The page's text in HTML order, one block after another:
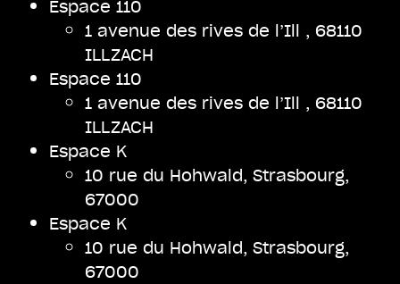
Espace 110
1 avenue des rives de l’Ill , 68110
ILLZACH
Espace 110
1 avenue des rives de l’Ill , 68110
ILLZACH
Espace K
10 rue du Hohwald, Strasbourg,
67000
Espace K
10 rue du Hohwald, Strasbourg,
67000